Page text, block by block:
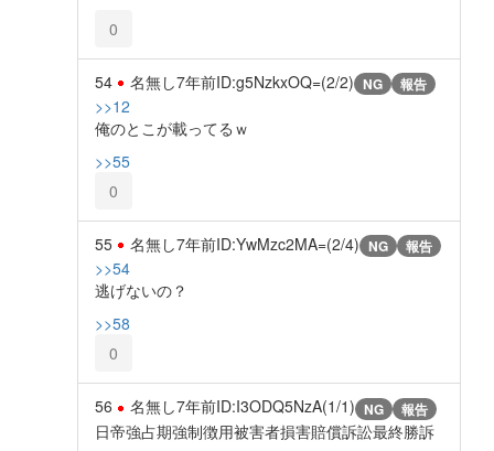
0
54 名無し7年前ID:g5NzkxOQ=(2/2) NG 報告
>>12
俺のとこが載ってるｗ
>>55
0
55 名無し7年前ID:YwMzc2MA=(2/4) NG 報告
>>54
逃げないの？
>>58
0
56 名無し7年前ID:I3ODQ5NzA(1/1) NG 報告
日帝強占期強制徴用被害者損害賠償訴訟最終勝訴